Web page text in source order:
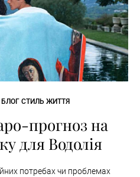
СТИЛЬ ЖИТТЯ
прогноз на
для Водолія
потребах чи проблемах